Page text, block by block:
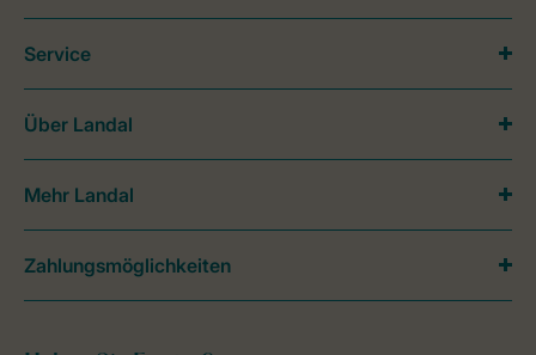
Service
Über Landal
Mehr Landal
Zahlungsmöglichkeiten